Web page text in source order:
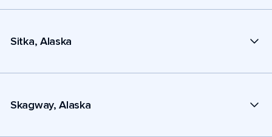
Sitka, Alaska
Skagway, Alaska